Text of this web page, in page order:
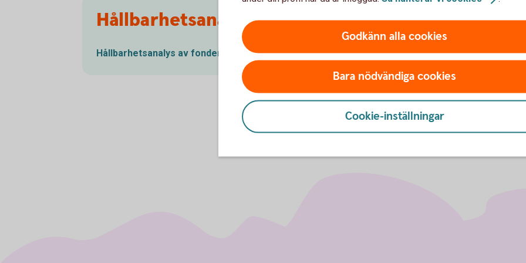
Hållbarhetsanalys av fonder
Hållbarhetsanalys av fonder
ESG visar
Vad betyderESG?
Godkänn alla cookies
Bara nödvändiga cookies
Cookie-inställningar